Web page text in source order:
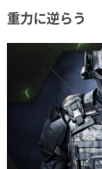
重力に逆らう